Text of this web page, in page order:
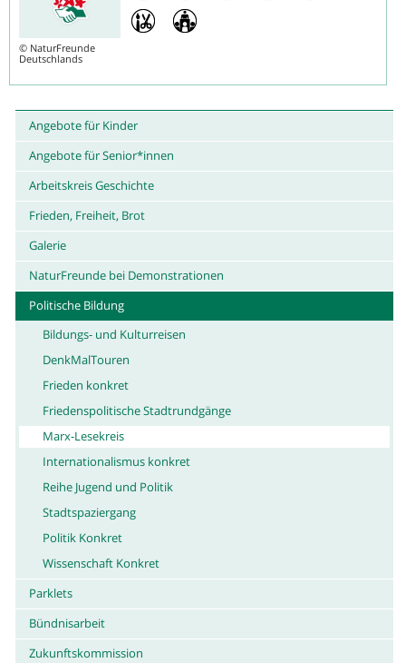
© NaturFreunde
Deutschlands
Angebote für Kinder
Angebote für Senior*innen
Arbeitskreis Geschichte
Frieden, Freiheit, Brot
Galerie
NaturFreunde bei Demonstrationen
Politische Bildung
Bildungs- und Kulturreisen
DenkMalTouren
Frieden konkret
Friedenspolitische Stadtrundgänge
Marx-Lesekreis
Internationalismus konkret
Reihe Jugend und Politik
Stadtspaziergang
Politik Konkret
Wissenschaft Konkret
Parklets
Bündnisarbeit
Zukunftskommission